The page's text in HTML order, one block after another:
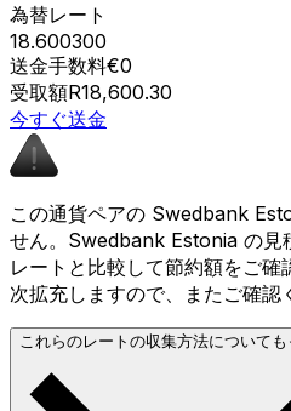
為替レート
18.600300
送金手数料€0
受取額R18,600.30
今すぐ送金
この通貨ペアの Swedbank
せん。Swedbank Estonia の見
レートと比較して節約額をご
次拡充しますので、またご確認
これらのレートの収集方法について